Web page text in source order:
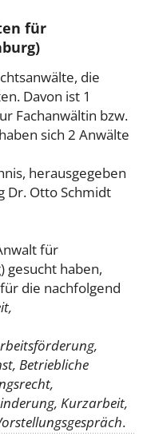
für
die
Davon ist 1
Fachanwältin bzw.
sich 2 Anwälte
herausgegeben
Dr. Otto Schmidt
für
gesucht haben,
die nachfolgend
Betriebliche
Kurzarbeit,
.